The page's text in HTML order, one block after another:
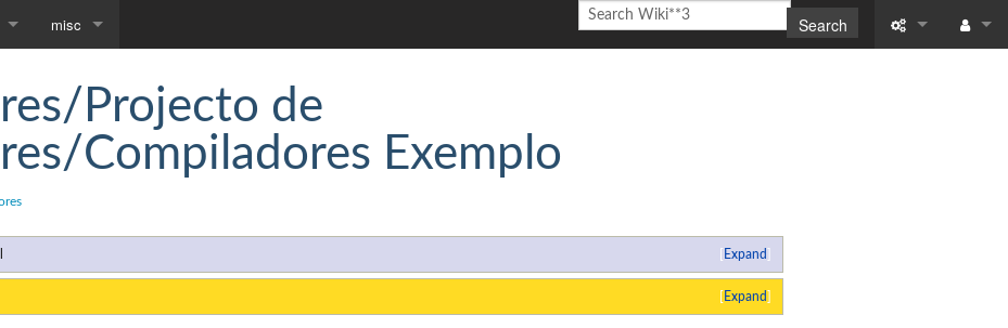
misc
Community portal
Search
Projecto de
Compiladores Exemplo
Expand
Expand